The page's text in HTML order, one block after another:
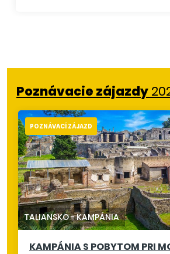
Poznávacie zájazdy
POZNÁVACÍ ZÁJAZD
TALIANSKO-KAMPÁNIA
KAMPÁNIA S POBYTOM PRI